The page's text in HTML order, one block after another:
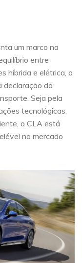
um marco na
entre
híbrida e elétrica, o
declaração da
Seja pela
tecnológicas,
o CLA está
no mercado